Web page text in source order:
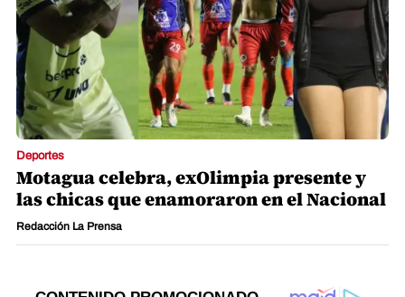
Deportes
Motagua celebra, exOlimpia presente y
las chicas que enamoraron en el Nacional
Redacción La Prensa